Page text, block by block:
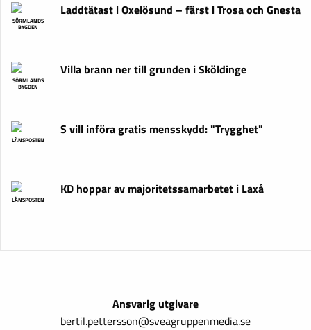
SÖRMLANDS
BYGDEN
Laddtätast i Oxelösund – färst i Trosa och Gnesta
SÖRMLANDS
BYGDEN
Villa brann ner till grunden i Sköldinge
LÄNSPOSTEN
S vill införa gratis mensskydd: "Trygghet"
LÄNSPOSTEN
KD hoppar av majoritetssamarbetet i Laxå
Ansvarig utgivare
bertil.pettersson@sveagruppenmedia.se